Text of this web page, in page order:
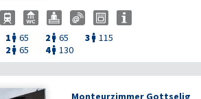
1  65 2  65 3  115
2  65 4 130
Monteurzimmer Gottselig